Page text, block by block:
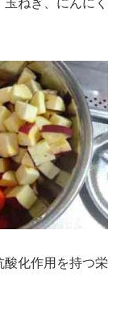
酸化作用を持つ栄